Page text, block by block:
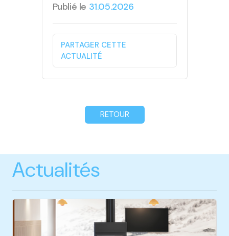
Publié le 31.05.2026
PARTAGER CETTE
ACTUALITÉ
RETOUR
Actualités